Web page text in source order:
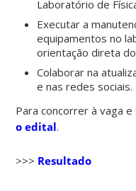
Laboratório de
Executar a
equipamentos no
orientaçãodireta
Colaborar na
e nas redes sociais.
Para concorrer à vaga
o edital.
>>> Resultado